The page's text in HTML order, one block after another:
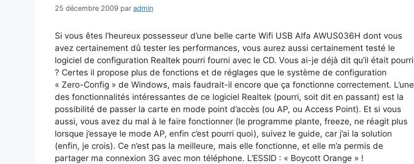
25 décembre 2009 par admin
Si vous êtes l’heureux possesseur d’une belle carte Wifi USB Alfa AWUS036H dont vous
avez certainement dû tester les performances, vous aurez aussi certainement testé le
logiciel de configuration Realtek pourri fourni avec le CD. Vous ai-je déjà dit qu’il était pourri
? Certes il propose plus de fonctions et de réglages que le système de configuration
« Zero-Config » de Windows, mais faudrait-il encore que ça fonctionne correctement. L’une
des fonctionnalités intéressantes de ce logiciel Realtek (pourri, soit dit en passant) est la
possibilité de passer la carte en mode point d’accès (ou AP, ou Access Point). Et si vous
aussi, vous avez du mal à le faire fonctionner (le programme plante, freeze, ne réagit plus
lorsque j’essaye le mode AP, enfin c’est pourri quoi), suivez le guide, car j’ai la solution
(enfin, je crois). Ce n’est pas la meilleure, mais elle fonctionne, et elle m’a permis de
partager ma connexion 3G avec mon téléphone. L’ESSID : « Boycott Orange » !